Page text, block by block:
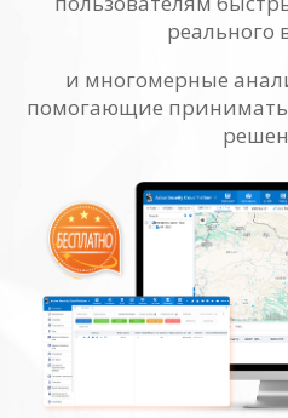
реального
и многомерные
помогающие